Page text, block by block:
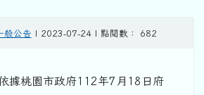
般公告 | 2023-07-24 | 點閱數： 682
桃園市政府112年7月18日府